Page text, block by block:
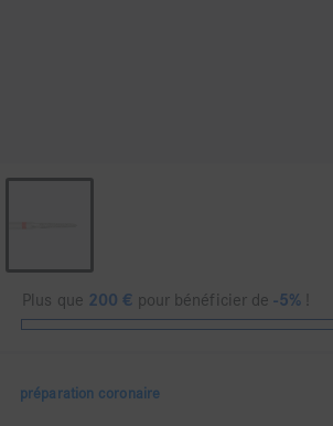
Plus que 200 € pour bénéficier de-5%!
préparation coronaire